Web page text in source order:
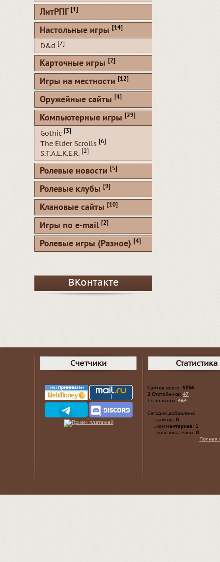
ЛитРПГ [1]
Настольные игры [14]
D&d [7]
Карточные игры [2]
Игры на местности [12]
Оружейные сайты [4]
Компьютерные игры [29]
Gothic [3]
The Elder Scrolls [6]
S.T.A.L.K.E.R. [2]
Ролевые новости [5]
Ролевые клубы [9]
Клановые сайты [10]
Игры по e-mail [2]
Ролевые игры (Разное) [4]
ВКонтакте
Счетчики Статистика
Сайтов всего: 5336
В Отстойнике: 47
Тэгов всего: 464
Сегодня добавлено
...сайтов: 0
...комментариев: 1
...пользователей: 0
Полная